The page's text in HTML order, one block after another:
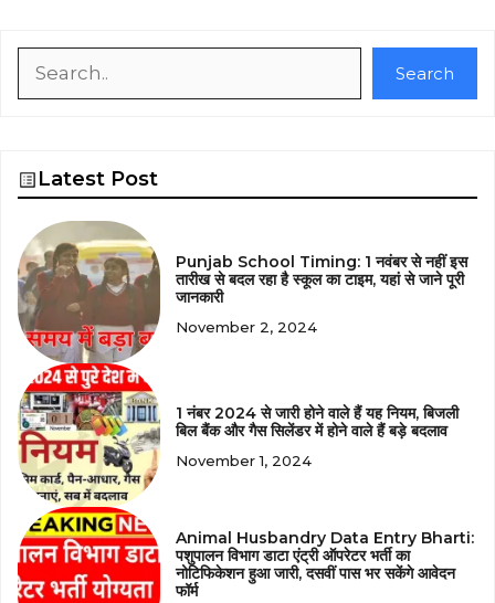
Search
Latest Post
Punjab School Timing: 1 नवंबर से नहीं इस
तारीख से बदल रहा है स्कूल का टाइम, यहां से जाने पूरी
जानकारी
November 2, 2024
1 नंबर 2024 से जारी होने वाले हैं यह नियम, बिजली
बिल बैंक और गैस सिलेंडर में होने वाले हैं बड़े बदलाव
November 1, 2024
Animal Husbandry Data Entry Bharti:
पशुपालन विभाग डाटा एंट्री ऑपरेटर भर्ती का
नोटिफिकेशन हुआ जारी, दसवीं पास भर सकेंगे आवेदन
फॉर्म